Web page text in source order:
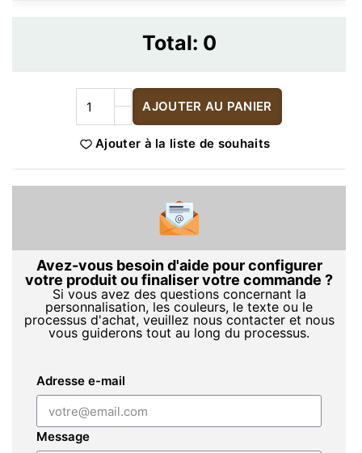
Total: 0
AJOUTER AU PANIER
Ajouter à la liste de souhaits
Avez-vous besoin d'aide pour configurer
votre produit ou finaliser votre commande ?
Si vous avez des questions concernant la
personnalisation, les couleurs, le texte ou le
processus d'achat, veuillez nous contacter et nous
vous guiderons tout au long du processus.
Adresse e-mail
Message